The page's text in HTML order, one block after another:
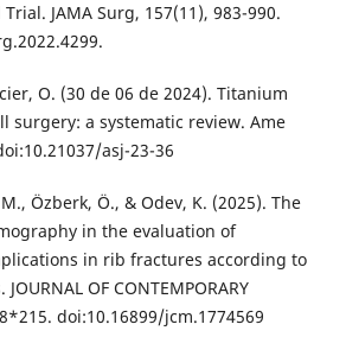
JAMA Surg, 157(11), 983-990.
O. (30 de 06 de 2024). Titanium
surgery: a systematic review. Ame
asj-23-36
Özberk, Ö., & Odev, K. (2025). The
in the evaluation of
in rib fractures according to
OF CONTEMPORARY
doi:10.16899/jcm.1774569